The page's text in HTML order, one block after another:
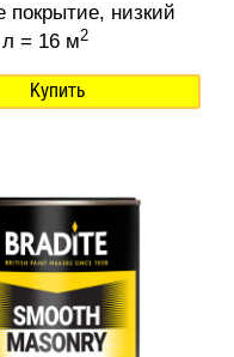
низкий
= 16 м2
Купить